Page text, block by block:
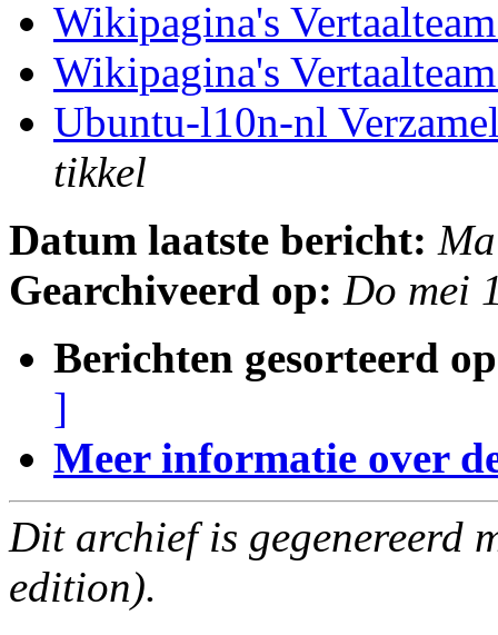
Wikipagina's
Wikipagina's
Ubuntu-l10n-nl
tikkel
Datum laatste bericht:
Gearchiveerd op: Do mei
Berichten gesorteerd
]
Meer informatie over
Dit archief is gegenereerd
edition).